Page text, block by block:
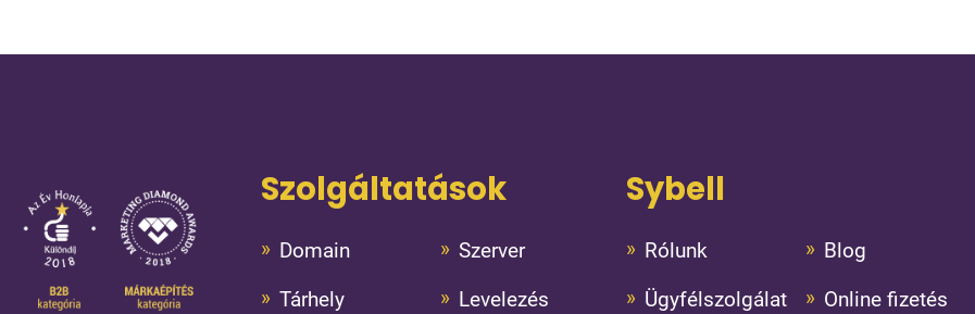
Szolgáltatások
Domain
Szerver
Tárhely
Levelezés
Sybell
Rólunk
Blog
Ügyfélszolgálat
Online fizetés